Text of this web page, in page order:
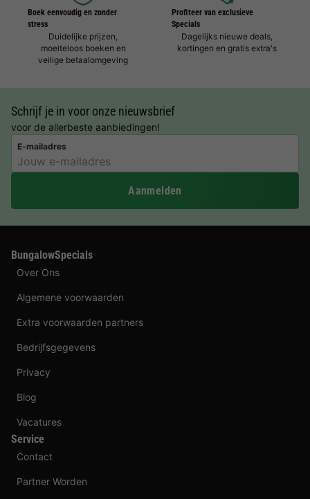
Boek eenvoudig en zonder
stress
Duidelijke prijzen,
moeiteloos boeken en
veilige betaalomgeving
Profiteer van exclusieve
Specials
Dagelijks nieuwe deals,
kortingen en gratis extra's
Schrijf je in voor onze nieuwsbrief
voor de allerbeste aanbiedingen!
E-mailadres
Aanmelden
BungalowSpecials
Over Ons
Algemene voorwaarden
Extra voorwaarden partners
Bedrijfsgegevens
Privacy
Blog
Vacatures
Service
Contact
Partner Worden